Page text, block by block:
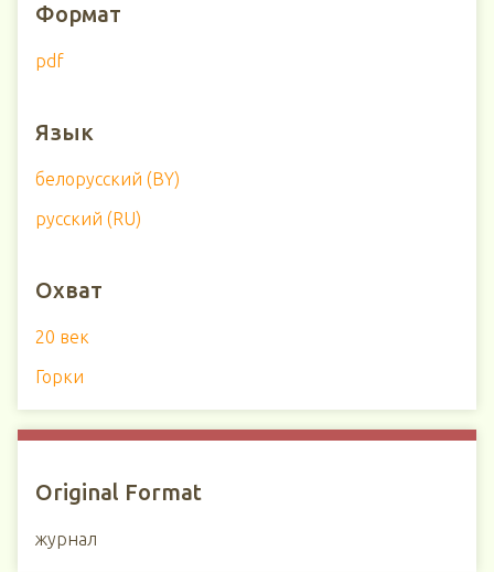
Формат
pdf
Язык
белорусский (BY)
русский (RU)
Охват
20 век
Горки
Original Format
журнал